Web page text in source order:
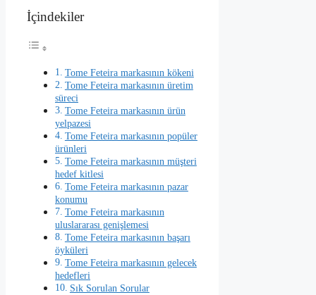
İçindekiler
Tome Feteira markasının kökeni
Tome Feteira markasının üretim
süreci
Tome Feteira markasının ürün
yelpazesi
Tome Feteira markasının popüler
ürünleri
Tome Feteira markasının müşteri
hedef kitlesi
Tome Feteira markasının pazar
konumu
Tome Feteira markasının
uluslararası genişlemesi
Tome Feteira markasının başarı
öyküleri
Tome Feteira markasının gelecek
hedefleri
Sık Sorulan Sorular